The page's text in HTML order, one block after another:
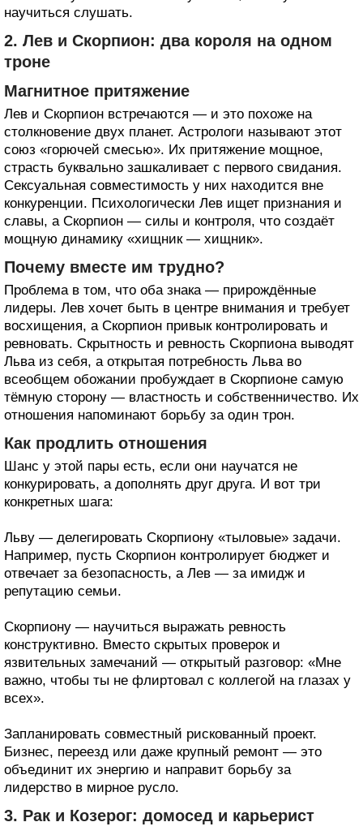
научиться слушать.
2. Лев и Скорпион: два короля на одном
троне
Магнитное притяжение
Лев и Скорпион встречаются — и это похоже на
столкновение двух планет. Астрологи называют этот
союз «горючей смесью». Их притяжение мощное,
страсть буквально зашкаливает с первого свидания.
Сексуальная совместимость у них находится вне
конкуренции. Психологически Лев ищет признания и
славы, а Скорпион — силы и контроля, что создаёт
мощную динамику «хищник — хищник».
Почему вместе им трудно?
Проблема в том, что оба знака — прирождённые
лидеры. Лев хочет быть в центре внимания и требует
восхищения, а Скорпион привык контролировать и
ревновать. Скрытность и ревность Скорпиона выводят
Льва из себя, а открытая потребность Льва во
всеобщем обожании пробуждает в Скорпионе самую
тёмную сторону — властность и собственничество. Их
отношения напоминают борьбу за один трон.
Как продлить отношения
Шанс у этой пары есть, если они научатся не
конкурировать, а дополнять друг друга. И вот три
конкретных шага:
Льву — делегировать Скорпиону «тыловые» задачи.
Например, пусть Скорпион контролирует бюджет и
отвечает за безопасность, а Лев — за имидж и
репутацию семьи.
Скорпиону — научиться выражать ревность
конструктивно. Вместо скрытых проверок и
язвительных замечаний — открытый разговор: «Мне
важно, чтобы ты не флиртовал с коллегой на глазах у
всех».
Запланировать совместный рискованный проект.
Бизнес, переезд или даже крупный ремонт — это
объединит их энергию и направит борьбу за
лидерство в мирное русло.
3. Рак и Козерог: домосед и карьерист